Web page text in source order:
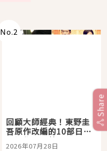
No.2
回顧大師經典！東野圭
吾原作改編的10部日本
影視作品推薦
2026年07月28日
Share